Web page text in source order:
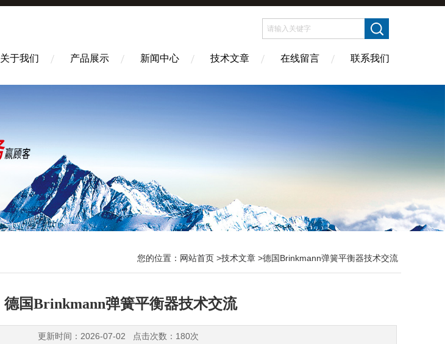
关于我们 产品展示 新闻中心 技术文章 在线留言 联系我们
您的位置： 网站首页 >技术文章 >德国Brinkmann弹簧平衡器技术交流
德国Brinkmann弹簧平衡器技术交流
更新时间：2026-07-02 点击次数：180次